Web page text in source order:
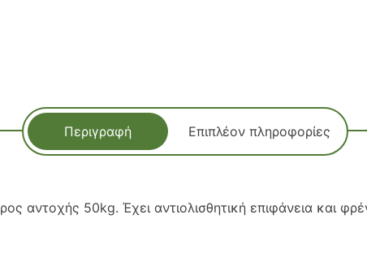
Περιγραφή Επιπλέον πληροφορίες
αντοχής 50kg. Έχει αντιολισθητική επιφάνεια και